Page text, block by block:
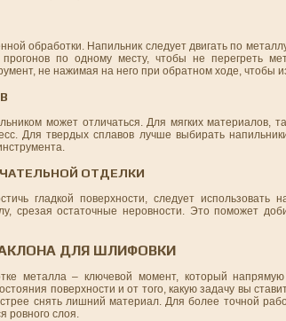
обработки. Напильник следует двигать по
по одному месту, чтобы не перегреть
не нажимая на него при обратном ходе, чтобы
может отличаться. Для мягких материалов,
Для твердых сплавов лучше выбирать
ОТДЕЛКИ
гладкой поверхности, следует использовать
срезая остаточные неровности. Это поможет
ДЛЯ ШЛИФОВКИ
металла – ключевой момент, который
поверхности и от того, какую задачу вы
снять лишний материал. Для более точной
ровного слоя.